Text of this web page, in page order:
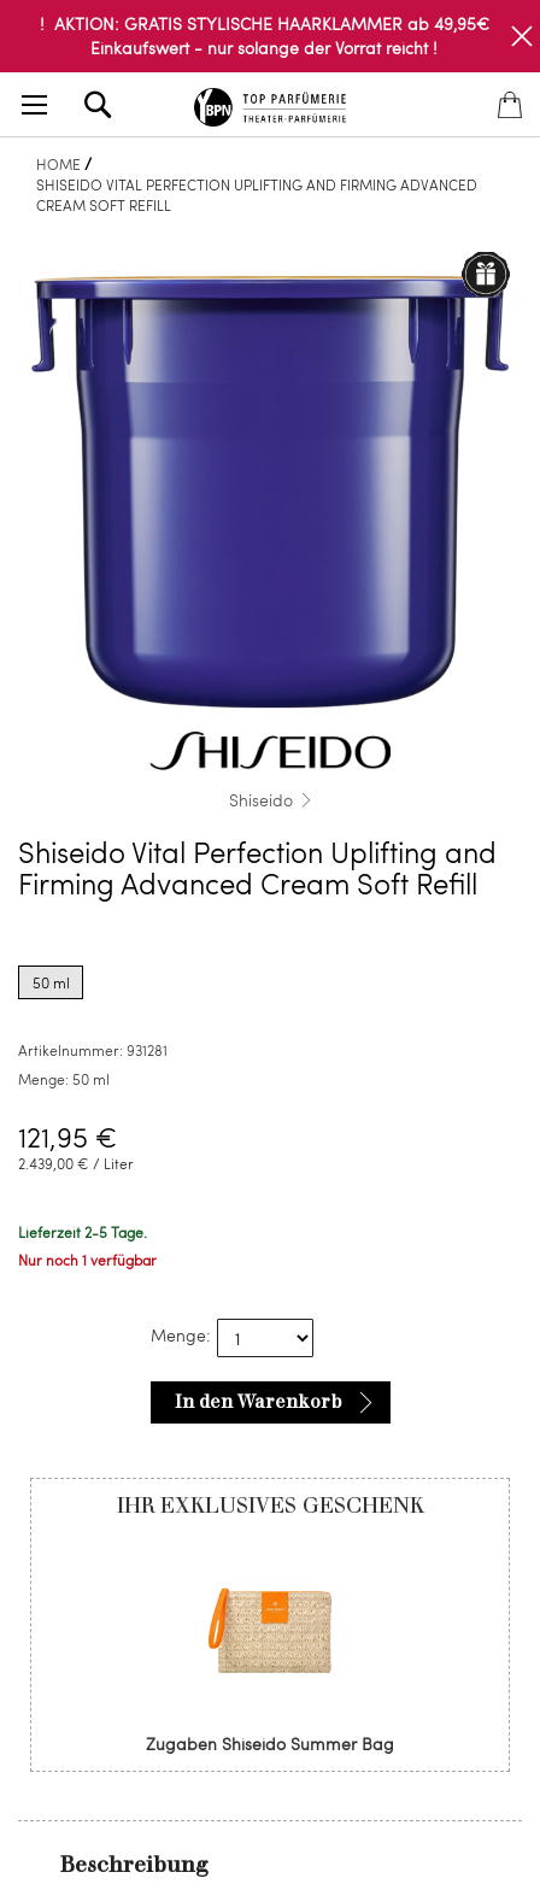
! AKTION: GRATIS STYLISCHE HAARKLAMMER ab 49,95€
Einkaufswert - nur solange der Vorrat reicht !
HOME
SHISEIDO VITAL PERFECTION UPLIFTING AND FIRMING ADVANCED
CREAM SOFT REFILL
Shiseido
Shiseido Vital Perfection Uplifting and
Firming Advanced Cream Soft Refill
options
for50 ml
Artikelnummer: 931281
Menge: 50 ml
121,95 €
2.439,00 € / Liter
Lieferzeit 2-5 Tage.
Nur noch 1 verfügbar
Menge:
In den Warenkorb
Beschreibung
IHR EXKLUSIVES GESCHENK
Zugaben Shiseido Summer Bag